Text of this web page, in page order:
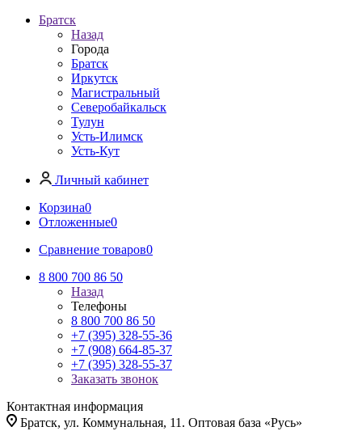
Братск
Назад
Города
Братск
Иркутск
Магистральный
Северобайкальск
Тулун
Усть-Илимск
Усть-Кут
Личный кабинет
Корзина0
Отложенные0
Сравнение товаров0
8 800 700 86 50
Назад
Телефоны
8 800 700 86 50
+7 (395) 328-55-36
+7 (908) 664-85-37
+7 (395) 328-55-37
Заказать звонок
Контактная информация
Братск, ул. Коммунальная, 11. Оптовая база «Русь»